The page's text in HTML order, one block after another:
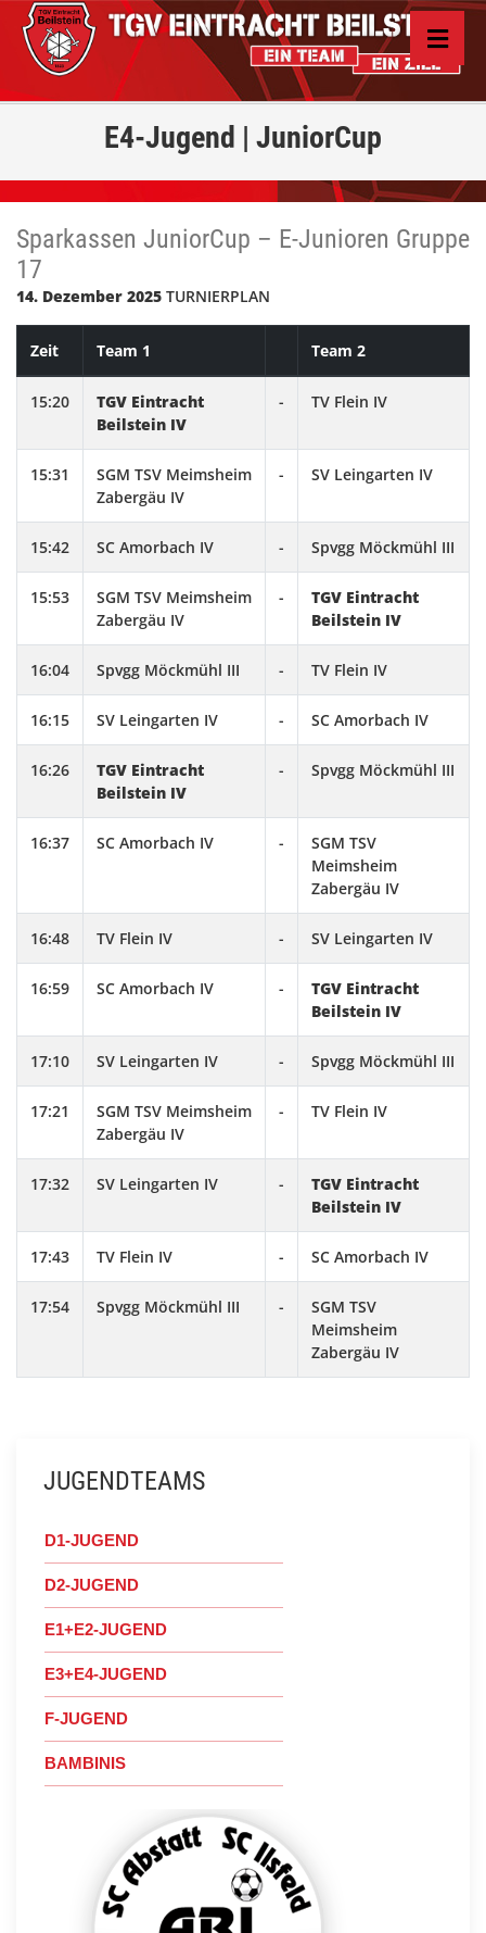
E4-Jugend | JuniorCup
Sparkassen JuniorCup – E-Junioren Gruppe
17
14. Dezember 2025 TURNIERPLAN
Zeit Team 1 Team 2
15:20
TGV Eintracht
Beilstein IV
- TV Flein IV
15:31
SGM TSV Meimsheim
Zabergäu IV
- SV Leingarten IV
15:42 SC Amorbach IV - Spvgg Möckmühl III
15:53
SGM TSV Meimsheim
Zabergäu IV
-
TGV Eintracht
Beilstein IV
16:04 Spvgg Möckmühl III - TV Flein IV
16:15 SV Leingarten IV - SC Amorbach IV
16:26
TGV Eintracht
Beilstein IV
- Spvgg Möckmühl III
16:37 SC Amorbach IV -
SGM TSV
Meimsheim
Zabergäu IV
16:48 TV Flein IV - SV Leingarten IV
16:59 SC Amorbach IV -
TGV Eintracht
Beilstein IV
17:10 SV Leingarten IV - Spvgg Möckmühl III
17:21
SGM TSV Meimsheim
Zabergäu IV
- TV Flein IV
17:32 SV Leingarten IV -
TGV Eintracht
Beilstein IV
17:43 TV Flein IV - SC Amorbach IV
17:54 Spvgg Möckmühl III -
SGM TSV
Meimsheim
Zabergäu IV
JUGENDTEAMS
D1-JUGEND
D2-JUGEND
E1+E2-JUGEND
E3+E4-JUGEND
F-JUGEND
BAMBINIS